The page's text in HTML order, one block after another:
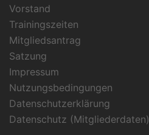
Vorstand
Trainingszeiten
Mitgliedsantrag
Satzung
Impressum
Nutzungsbedingungen
Datenschutzerklärung
Datenschutz (Mitgliederdaten)